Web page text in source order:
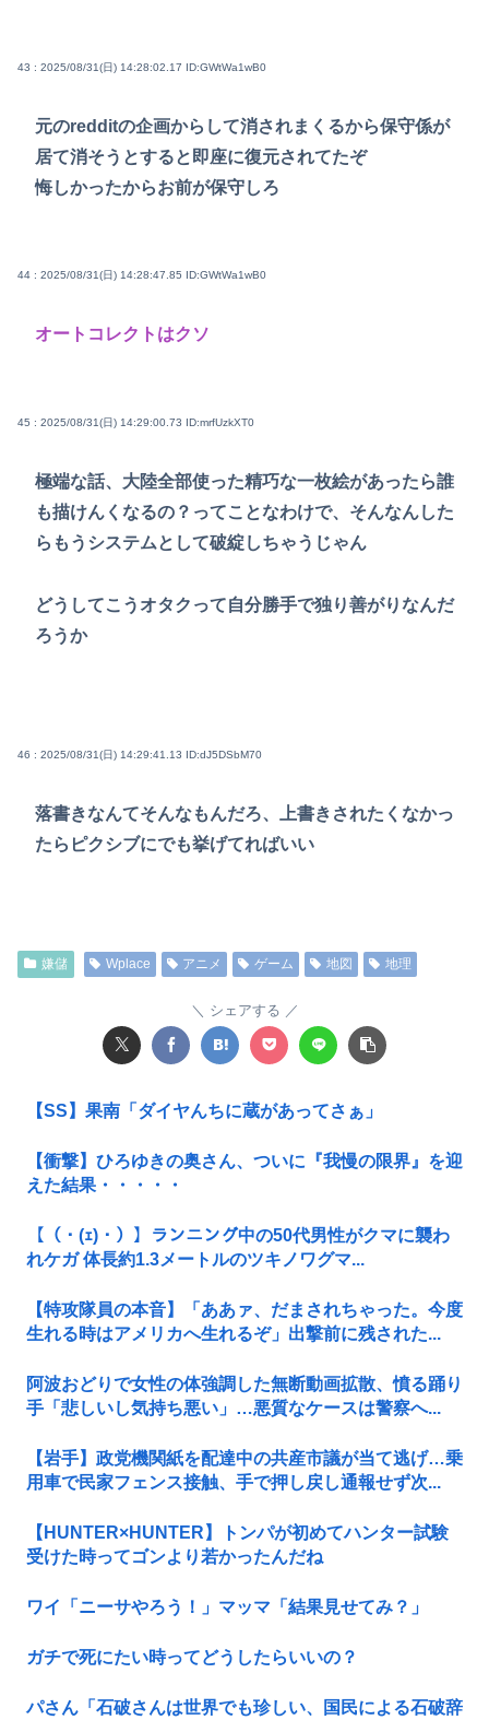
43 : 2025/08/31(日) 14:28:02.17 ID:GWtWa1wB0
元のredditの企画からして消されまくるから保守係が
居て消そうとすると即座に復元されてたぞ
悔しかったからお前が保守しろ
44 : 2025/08/31(日) 14:28:47.85 ID:GWtWa1wB0
オートコレクトはクソ
45 : 2025/08/31(日) 14:29:00.73 ID:mrfUzkXT0
極端な話、大陸全部使った精巧な一枚絵があったら誰
も描けんくなるの？ってことなわけで、そんなんした
らもうシステムとして破綻しちゃうじゃん
どうしてこうオタクって自分勝手で独り善がりなんだ
ろうか
46 : 2025/08/31(日) 14:29:41.13 ID:dJ5DSbM70
落書きなんてそんなもんだろ、上書きされたくなかっ
たらピクシブにでも挙げてればいい
嫌儲 Wplace アニメ ゲーム 地図 地理
シェアする
【SS】果南「ダイヤんちに蔵があってさぁ」
【衝撃】ひろゆきの奥さん、ついに『我慢の限界』を迎
えた結果・・・・・
【（・(ｪ)・）】ランニング中の50代男性がクマに襲わ
れケガ 体長約1.3メートルのツキノワグマ...
【特攻隊員の本音】「ああァ、だまされちゃった。今度
生れる時はアメリカへ生れるぞ」出撃前に残された...
阿波おどりで女性の体強調した無断動画拡散、憤る踊り
手「悲しいし気持ち悪い」…悪質なケースは警察へ...
【岩手】政党機関紙を配達中の共産市議が当て逃げ…乗
用車で民家フェンス接触、手で押し戻し通報せず次...
【HUNTER×HUNTER】トンパが初めてハンター試験
受けた時ってゴンより若かったんだね
ワイ「ニーサやろう！」マッマ「結果見せてみ？」
ガチで死にたい時ってどうしたらいいの？
パさん「石破さんは世界でも珍しい、国民による石破辞